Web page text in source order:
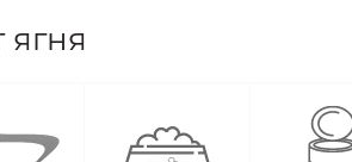
ягня